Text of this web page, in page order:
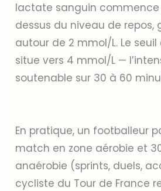
lactate sanguin commence
dessus du niveau de repos,
autour de 2 mmol/L. Le seuil
situe vers 4 mmol/L —
soutenable sur 30 à 60
En pratique, un footballeur
match en zone aérobie et
anaérobie (sprints, duels,
cycliste du Tour de France